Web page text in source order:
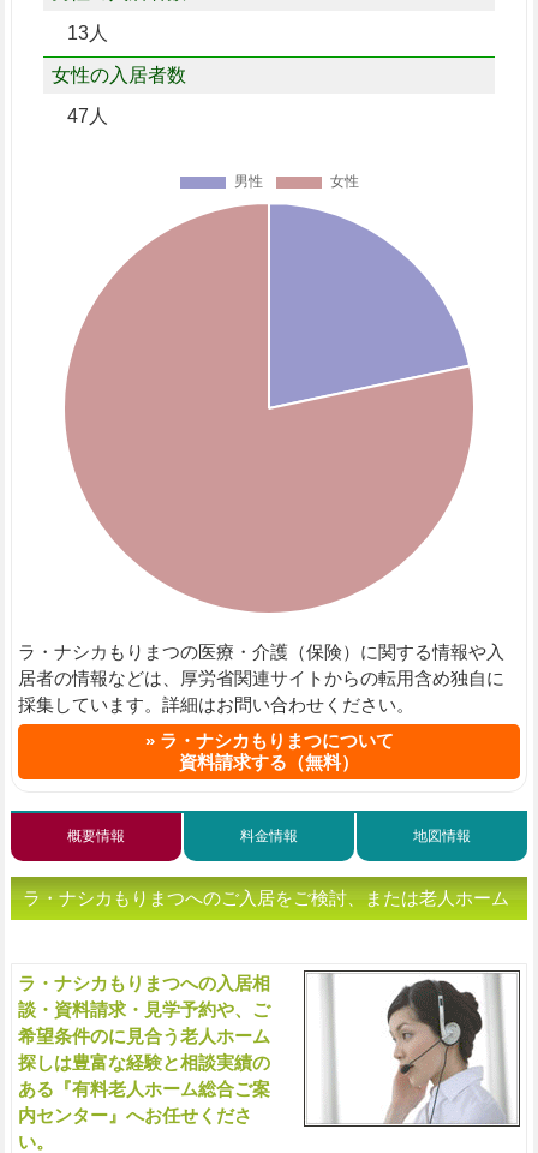
13人
女性の入居者数
47人
ラ・ナシカもりまつの医療・介護（保険）に関する情報や入
居者の情報などは、厚労省関連サイトからの転用含め独自に
採集しています。詳細はお問い合わせください。
ラ・ナシカもりまつについて
資料請求する（無料）
概要情報 料金情報 地図情報
ラ・ナシカもりまつへのご入居をご検討、または老人ホーム
ラ・ナシカもりまつへの入居相
談・資料請求・見学予約や、ご
希望条件のに見合う老人ホーム
探しは豊富な経験と相談実績の
ある『有料老人ホーム総合ご案
内センター』へお任せくださ
い。